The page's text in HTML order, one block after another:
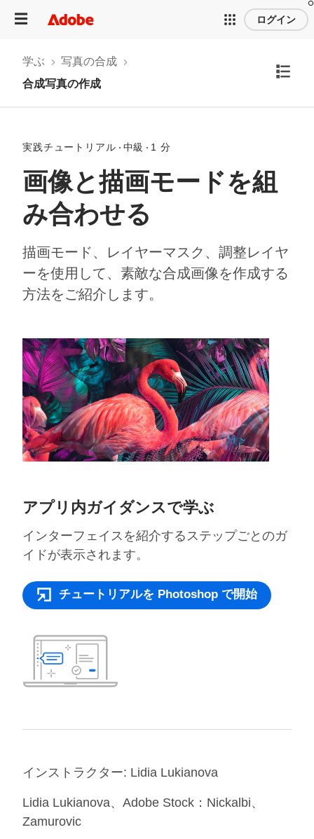
ログイン
学ぶ
写真の合成
合成写真の作成
実践チュートリアル 中級 1 分
画像と描画モードを組
み合わせる
描画モード、レイヤーマスク、調整レイヤ
ーを使用して、素敵な合成画像を作成する
方法をご紹介します。
アプリ内ガイダンスで学ぶ
インターフェイスを紹介するステップごとのガ
イドが表示されます。
チュートリアルを Photoshop で開始
インストラクター: Lidia Lukianova
Lidia Lukianova、Adobe Stock：Nickalbi、
Zamurovic